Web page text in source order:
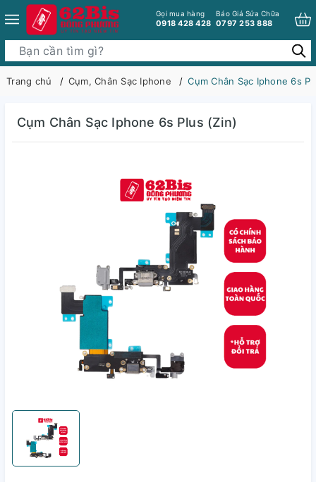
Gọi mua hàng
0918 428 428
Báo Giá Sửa Chữa
0797 253 888
Trang chủ Cụm, Chân Sạc Iphone Cụm Chân Sạc Iphone 6s
Cụm Chân Sạc Iphone 6s Plus (Zin)